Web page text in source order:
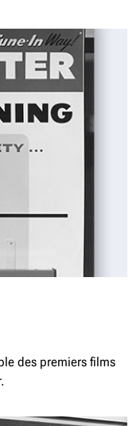
des premiers films